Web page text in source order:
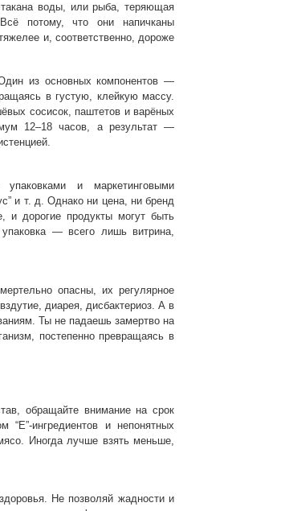
воды, или рыба, теряющая
потому, что они напичканы
и, соответственно, дороже
из основных компонентов —
в густую, клейкую массу.
сосисок, паштетов и варёных
12–18 часов, а результат —
и маркетинговыми
и т. д. Однако ни цена, ни бренд
и дорогие продукты могут быть
— всего лишь витрина,
опасны, их регулярное
диарея, дисбактериоз. А в
Ты не падаешь замертво на
постепенно превращаясь в
обращайте внимание на срок
“E”-ингредиентов и непонятных
Иногда лучше взять меньше,
Не позволяй жадности и